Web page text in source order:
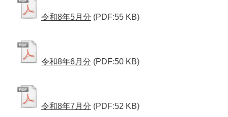
令和8年5月分 (PDF:55 KB)
令和8年6月分 (PDF:50 KB)
令和8年7月分 (PDF:52 KB)